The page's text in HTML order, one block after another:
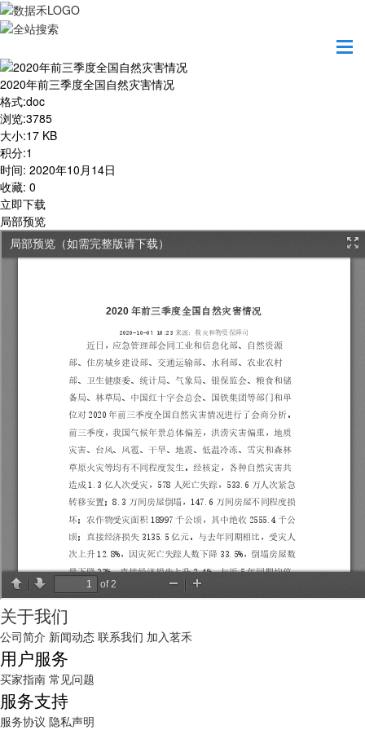
2020年前三季度全国自然灾害情况
格式:doc
浏览:3785
大小:17 KB
积分:1
时间: 2020年10月14日
收藏: 0
立即下载
局部预览
关于我们
公司简介 新闻动态 联系我们 加入茗禾
用户服务
买家指南 常见问题
服务支持
服务协议 隐私声明